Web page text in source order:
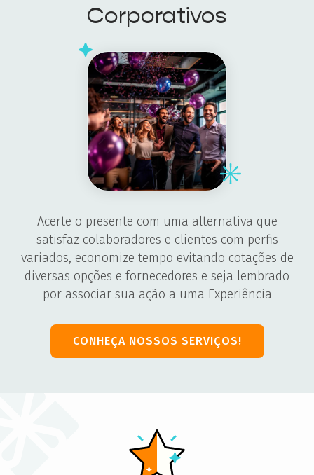
Corporativos
Acerte o presente com uma alternativa que
satisfaz colaboradores e clientes com perfis
variados, economize tempo evitando cotações de
diversas opções e fornecedores e seja lembrado
por associar sua ação a uma Experiência
CONHEÇA NOSSOS SERVIÇOS!